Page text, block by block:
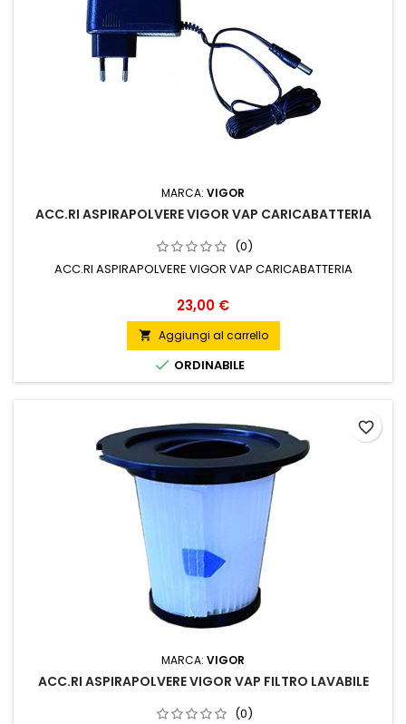
MARCA: VIGOR
ACC.RI ASPIRAPOLVERE VIGOR VAP CARICABATTERIA
(0)
ACC.RI ASPIRAPOLVERE VIGOR VAP CARICABATTERIA
Prezzo
23,00 €
 Aggiungi al carrello
 ORDINABILE
MARCA: VIGOR
ACC.RI ASPIRAPOLVERE VIGOR VAP FILTRO LAVABILE
(0)
favorite_border